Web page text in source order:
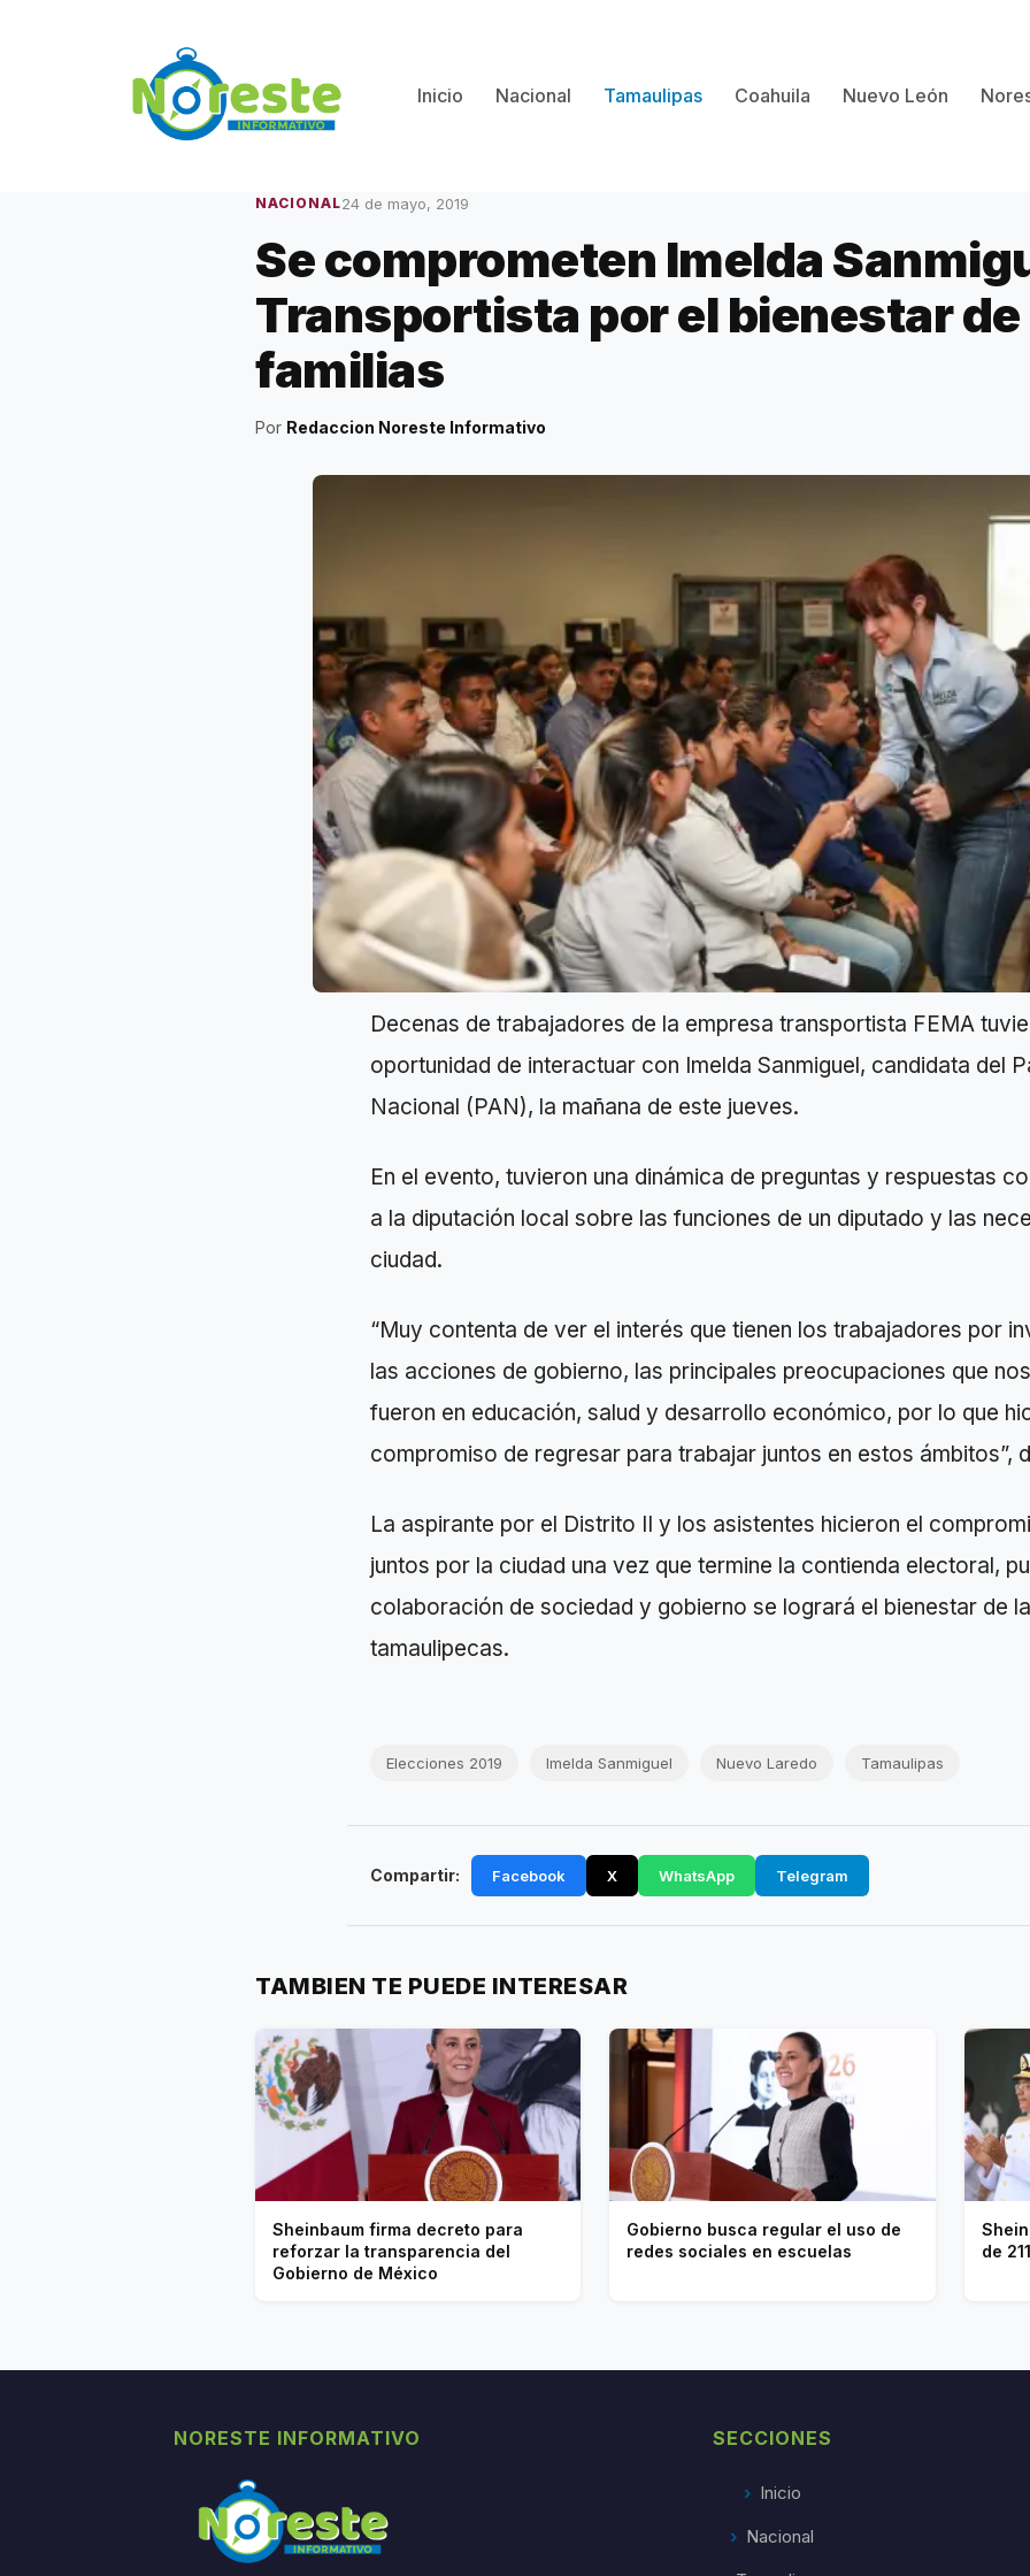
Inicio
Nacional Tamaulipas Coahuila Nuevo León
NACIONAL24 de mayo, 2019
Se comprometen Imelda
Transportista por el bienestar de
familias
Por Redaccion Noreste Informativo
Decenas de trabajadores de la empresa transportista FEMA
oportunidad de interactuar con Imelda Sanmiguel, candidata del
Nacional (PAN), la mañana de este jueves.
En el evento, tuvieron una dinámica de preguntas y respuestas
a la diputación local sobre las funciones de un diputado y las
ciudad.
“Muy contenta de ver el interés que tienen los trabajadores por
las acciones de gobierno, las principales preocupaciones que
fueron en educación, salud y desarrollo económico, por lo que
compromiso de regresar para trabajar juntos en estos ámbitos”,
La aspirante por el Distrito II y los asistentes hicieron el
juntos por la ciudad una vez que termine la contienda electoral,
colaboración de sociedad y gobierno se logrará el bienestar de
tamaulipecas.
Elecciones 2019 Imelda Sanmiguel Nuevo Laredo Tamaulipas
Compartir: Facebook X WhatsApp Telegram
TAMBIEN TE PUEDE INTERESAR
Sheinbaum firma decreto para
reforzar la transparencia del
Gobierno de México
Gobierno busca regular el uso de
redes sociales en escuelas
de
NORESTE INFORMATIVO SECCIONES
Inicio
Nacional